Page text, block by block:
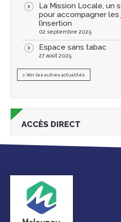
La Mission Locale, un
pour accompagner les
l’insertion
02 septembre 2025
Espace sans tabac
27 août 2025
> Voir les autres actualités
ACCÈS DIRECT
Droits et
démarches